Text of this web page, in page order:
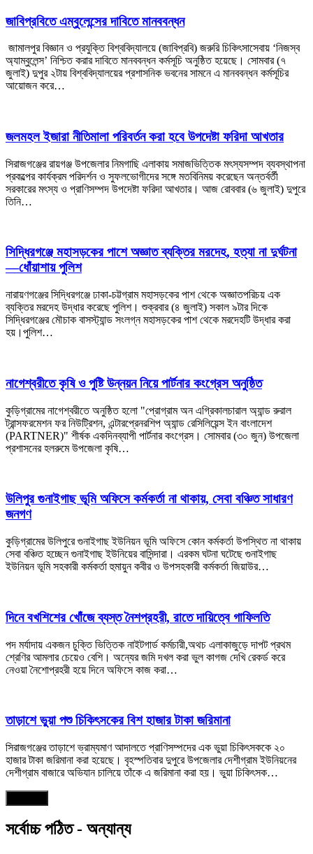
জাবিপ্রবিতে এম্বুলেন্সের দাবিতে মানববন্ধন
জামালপুর বিজ্ঞান ও প্রযুক্তি বিশ্ববিদ্যালয়ে (জাবিপ্রবি) জরুরি চিকিৎসাসেবায় ‘নিজস্ব
অ্যাম্বুলেন্স’ নিশ্চিত করার দাবিতে মানববন্ধন কর্মসূচি অনুষ্ঠিত হয়েছে। সোমবার (৭
জুলাই) দুপুর ২টায় বিশ্ববিদ্যালয়ের প্রশাসনিক ভবনের সামনে এ মানববন্ধন কর্মসূচির
আয়োজন করে…
জলমহল ইজারা নীতিমালা পরিবর্তন করা হবে উপদেষ্টা ফরিদা আখতার
সিরাজগঞ্জের রায়গঞ্জ উপজেলার নিমগাছি এলাকায় সমাজভিত্তিক মৎস্যসম্পদ ব্যবস্থাপনা
প্রকল্পের কার্যক্রম পরিদর্শন ও সুফলভোগীদের সঙ্গে মতবিনিময় করেছেন অন্তর্বর্তী
সরকারের মৎস্য ও প্রাণিসম্পদ উপদেষ্টা ফরিদা আখতার। আজ রোববার (৬ জুলাই) দুপুরে
তিনি…
সিদ্ধিরগঞ্জে মহাসড়কের পাশে অজ্ঞাত ব্যক্তির মরদেহ, হত্যা না দুর্ঘটনা
—ধোঁয়াশায় পুলিশ
নারায়ণগঞ্জের সিদ্ধিরগঞ্জে ঢাকা-চট্টগ্রাম মহাসড়কের পাশ থেকে অজ্ঞাতপরিচয় এক
ব্যক্তির মরদেহ উদ্ধার করেছে পুলিশ। শুক্রবার (৪ জুলাই) সকাল ৯টার দিকে
সিদ্ধিরগঞ্জের মৌচাক বাসস্ট্যান্ড সংলগ্ন মহাসড়কের পাশ থেকে মরদেহটি উদ্ধার করা
হয়।পুলিশ…
নাগেশ্বরীতে কৃষি ও পুষ্টি উন্নয়ন নিয়ে পার্টনার কংগ্রেস অনুষ্ঠিত
কুড়িগ্রামের নাগেশ্বরীতে অনুষ্ঠিত হলো "প্রোগ্রাম অন এগ্রিকালচারাল অ্যান্ড রুরাল
ট্রান্সফরমেশন ফর নিউট্রিশন, এন্টারপ্রেনরশিপ অ্যান্ড রেসিলিয়েন্স ইন বাংলাদেশ
(PARTNER)" শীর্ষক একদিনব্যাপী পার্টনার কংগ্রেস। সোমবার (৩০ জুন) উপজেলা
প্রশাসনের হলরুমে উপজেলা কৃষি…
উলিপুর গুনাইগাছ ভূমি অফিসে কর্মকর্তা না থাকায়, সেবা বঞ্চিত সাধারণ
জনগণ
কুড়িগ্রামের উলিপুরে গুনাইগাছ ইউনিয়ন ভূমি অফিসে কোন কর্মকর্তা উপস্থিত না থাকায়
সেবা বঞ্চিত হচ্ছেন গুনাইগাছ ইউনিয়ের বাসিন্দারা। এরকম ঘটনা ঘটেছে গুনাইগাছ
ইউনিয়ন ভূমি সহকারী কর্মকর্তা হুমায়ুন কবীর ও উপসহকারী কর্মকর্তা জিয়াউর…
দিনে বখশিশের খোঁজে ব্যস্ত নৈশপ্রহরী, রাতে দায়িত্বে গাফিলতি
পদ মর্যাদায় একজন চুক্তি ভিত্তিক নাইটগার্ড কর্মচারী,অথচ এলাকাজুড়ে দাপট প্রথম
শ্রেণির আমলার চেয়েও বেশি। অন্যের জমি দখল করা ভুল কাগজ দেখি রেকর্ড করে
নেওয়া নৈশোপ্রহরী হয়ে দিনে অফিসে কাজ করা…
তাড়াশে ভুয়া পশু চিকিৎসকের বিশ হাজার টাকা জরিমানা
সিরাজগঞ্জের তাড়াশে ভ্রাম্যমাণ আদালতে প্রাণিসম্পদের এক ভুয়া চিকিৎসককে ২০
হাজার টাকা জরিমানা করা হয়েছে। বৃহস্পতিবার দুপুরে উপজেলার দেশীগ্রাম ইউনিয়নের
দেশীগ্রাম বাজারে অভিযান চালিয়ে তাঁকে এ জরিমানা করা হয়। ভুয়া চিকিৎসক…
সর্বোচ্চ পঠিত - অন্যান্য